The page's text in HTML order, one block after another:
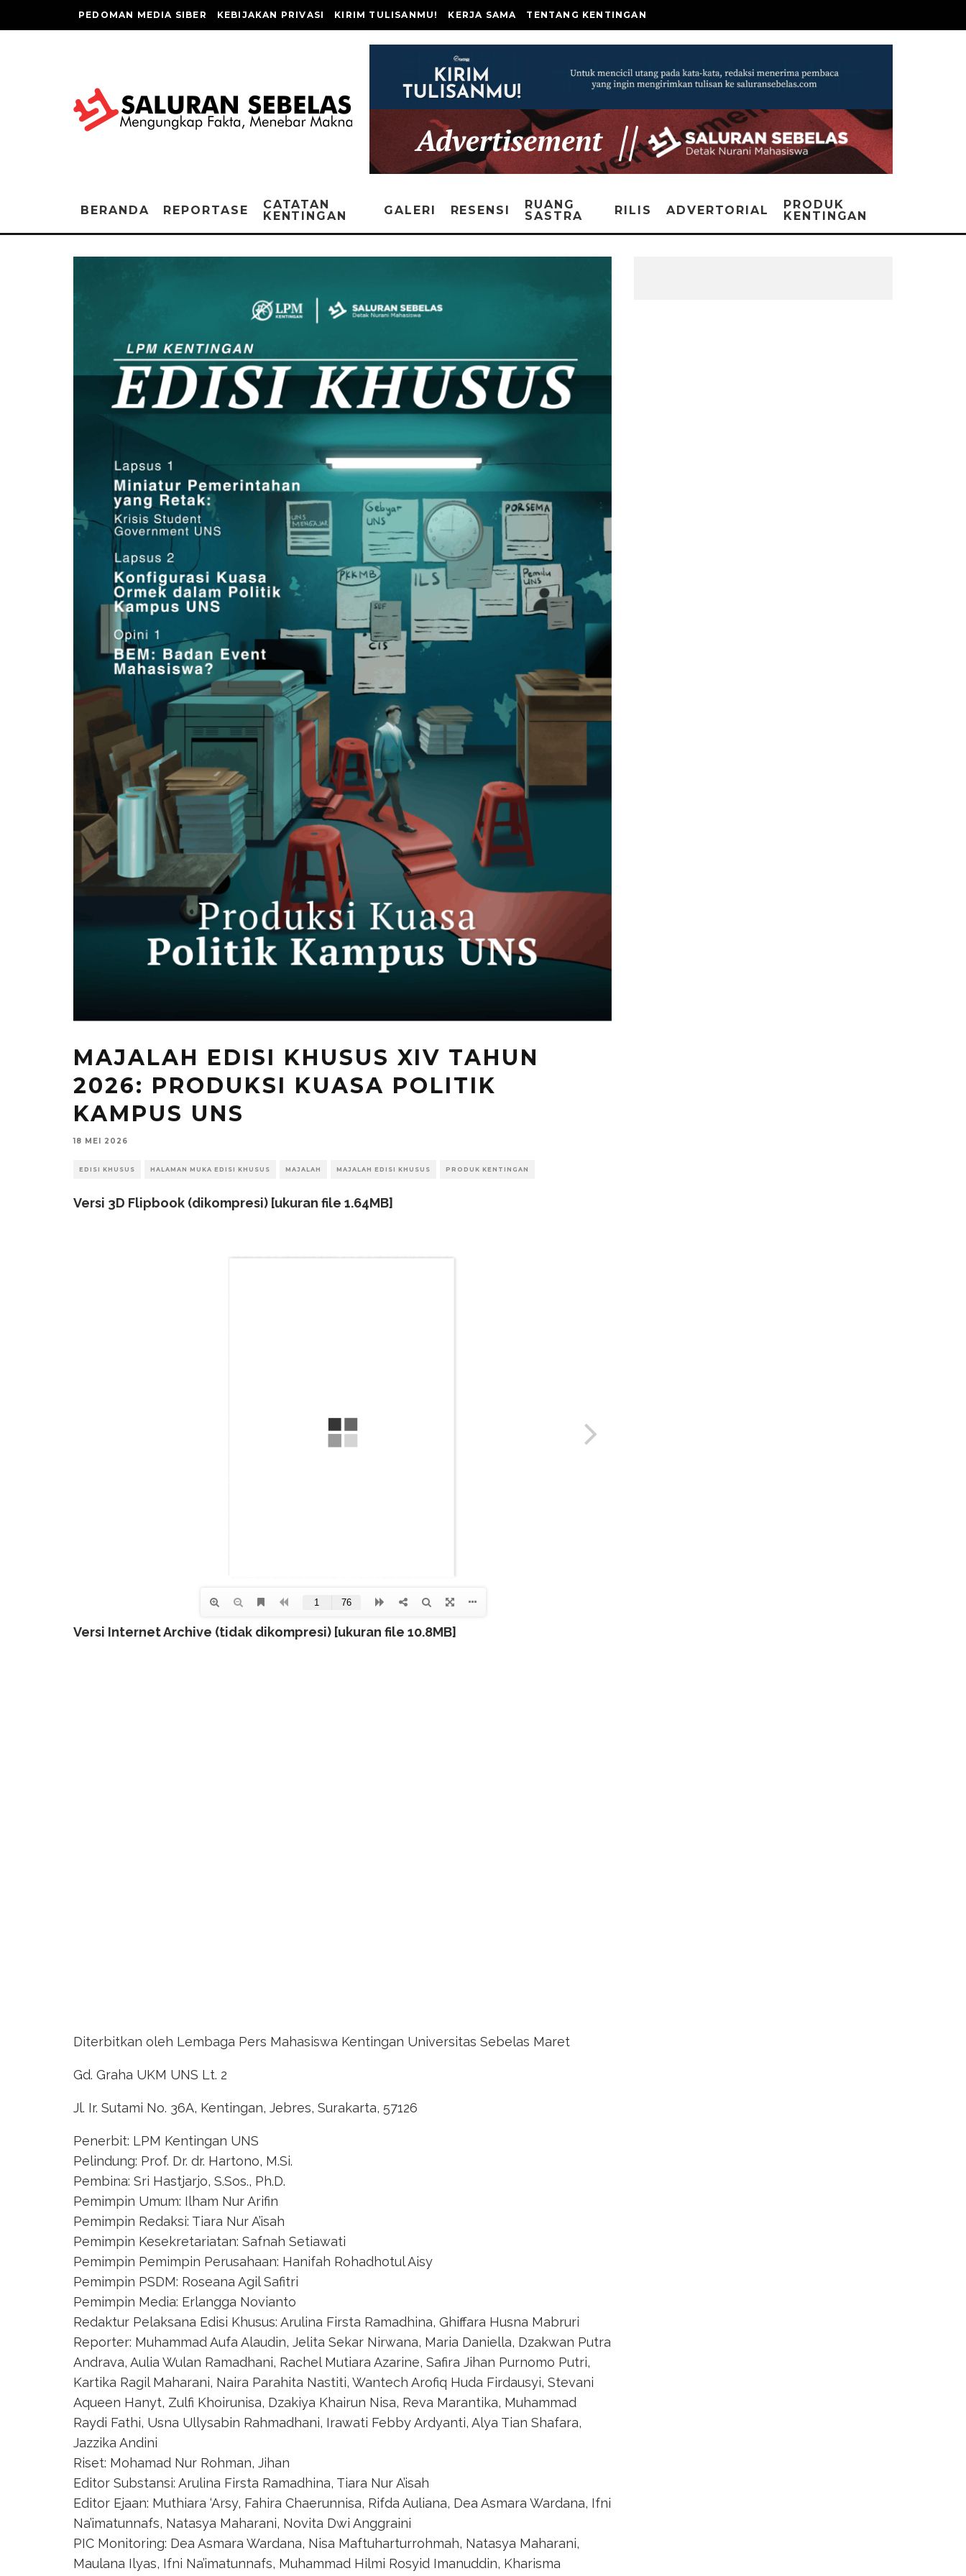
PEDOMAN MEDIA SIBER KEBIJAKAN PRIVASI KIRIM TULISANMU! KERJA SAMA TENTANG KENTINGAN
BERANDA REPORTASE
CATATAN
KENTINGAN
GALERI RESENSI
RUANG
SASTRA
RILIS ADVERTORIAL
PRODUK
KENTINGAN
MAJALAH EDISI KHUSUS XIV TAHUN
2026: PRODUKSI KUASA POLITIK
KAMPUS UNS
18 MEI 2026
EDISI KHUSUS HALAMAN MUKA EDISI KHUSUS MAJALAH MAJALAH EDISI KHUSUS PRODUK KENTINGAN
Versi 3D Flipbook (dikompresi) [ukuran file 1.64MB]
Versi Internet Archive (tidak dikompresi) [ukuran file 10.8MB]
Diterbitkan oleh Lembaga Pers Mahasiswa Kentingan Universitas Sebelas Maret
Gd. Graha UKM UNS Lt. 2
Jl. Ir. Sutami No. 36A, Kentingan, Jebres, Surakarta, 57126
Penerbit: LPM Kentingan UNS
Pelindung: Prof. Dr. dr. Hartono, M.Si.
Pembina: Sri Hastjarjo, S.Sos., Ph.D.
Pemimpin Umum: Ilham Nur Arifin
Pemimpin Redaksi: Tiara Nur A’isah
Pemimpin Kesekretariatan: Safnah Setiawati
Pemimpin Pemimpin Perusahaan: Hanifah Rohadhotul Aisy
Pemimpin PSDM: Roseana Agil Safitri
Pemimpin Media: Erlangga Novianto
Redaktur Pelaksana Edisi Khusus: Arulina Firsta Ramadhina, Ghiffara Husna Mabruri
Reporter: Muhammad Aufa Alaudin, Jelita Sekar Nirwana, Maria Daniella, Dzakwan Putra
Andrava, Aulia Wulan Ramadhani, Rachel Mutiara Azarine, Safira Jihan Purnomo Putri,
Kartika Ragil Maharani, Naira Parahita Nastiti, Wantech Arofiq Huda Firdausyi, Stevani
Aqueen Hanyt, Zulfi Khoirunisa, Dzakiya Khairun Nisa, Reva Marantika, Muhammad
Raydi Fathi, Usna Ullysabin Rahmadhani, Irawati Febby Ardyanti, Alya Tian Shafara,
Jazzika Andini
Riset: Mohamad Nur Rohman, Jihan
Editor Substansi: Arulina Firsta Ramadhina, Tiara Nur A’isah
Editor Ejaan: Muthiara ‘Arsy, Fahira Chaerunnisa, Rifda Auliana, Dea Asmara Wardana, Ifni
Na’imatunnafs, Natasya Maharani, Novita Dwi Anggraini
PIC Monitoring: Dea Asmara Wardana, Nisa Maftuharturrohmah, Natasya Maharani,
Maulana Ilyas, Ifni Na’imatunnafs, Muhammad Hilmi Rosyid Imanuddin, Kharisma